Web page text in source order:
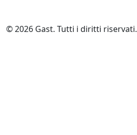
© 2026 Gast. Tutti i diritti riservati.